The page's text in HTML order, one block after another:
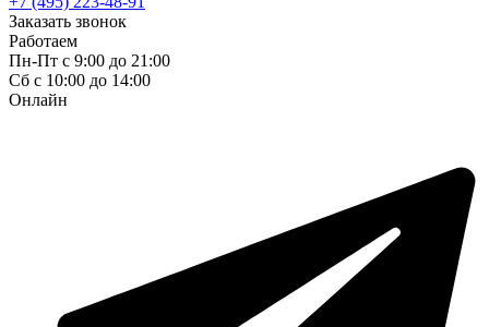
Заказать звонок
Работаем
Пн-Пт с 9:00 до 21:00
Сб с 10:00 до 14:00
Онлайн